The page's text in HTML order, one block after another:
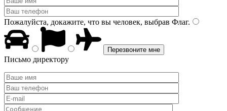
Пожалуйста, докажите, что вы человек, выбрав Флаг.
Письмо директору